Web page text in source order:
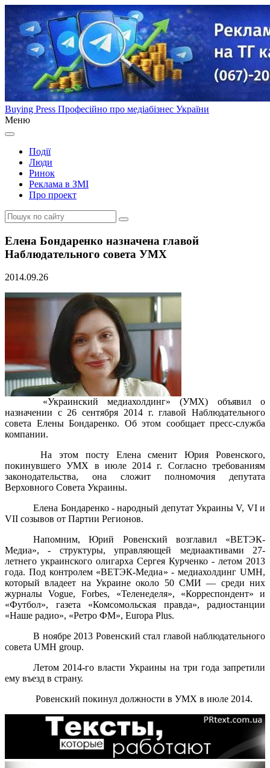
Buying Press Професійно про медіабізнес України
Меню
Події
Люди
Ринок
Реклама в ЗМІ
Про проект
Елена Бондаренко назначена главой
Наблюдательного совета УМХ
2014.09.26
«Украинский медиахолдинг» (УМХ) объявил о
назначении с 26 сентября 2014 г. главой Наблюдательного
совета Елены Бондаренко. Об этом сообщает пресс-служба
компании.
На этом посту Елена сменит Юрия Ровенского,
покинувшего УМХ в июле 2014 г. Согласно требованиям
законодательства, она сложит полномочия депутата
Верховного Совета Украины.
Елена‎ Бондаренко - народный депутат Украины V, VI и
VII созывов от Партии Регионов.
Напомним, Юрий Ровенский возглавил «ВЕТЭК-
Медиа», - структуры, управляющей медиаактивами 27-
летнего украинского олигарха Сергея Курченко - летом 2013
года. Под контролем «ВЕТЭК-Медиа» - медиахолдинг UMH,
который владеет на Украине около 50 СМИ — среди них
журналы Vogue, Forbes, «Теленеделя», «Корреспондент» и
«Футбол», газета «Комсомольская правда», радиостанции
«Наше радио», «Ретро ФМ», Europa Plus.
В ноябре 2013 Ровенский стал главой наблюдательного
совета UMH group.
Летом 2014-го власти Украины на три года запретили
ему въезд в страну.
Ровенский покинул должности в УМХ в июле 2014.